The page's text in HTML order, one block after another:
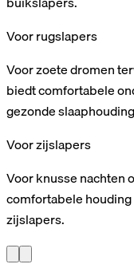
Voor rugslapers
Voor zoete dromen
biedt comfortabele
gezonde
Voor zijslapers
Voor knusse nachten
comfortabele
zijslapers.